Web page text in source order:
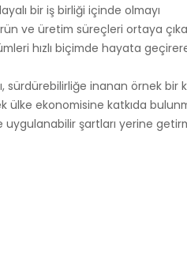
bir iş birliği içinde olmayı
ve üretim süreçleri ortaya
hızlı biçimde hayata
sürdürebilirliğe inanan örnek bir
ülke ekonomisine katkıda
uygulanabilir şartları yerine